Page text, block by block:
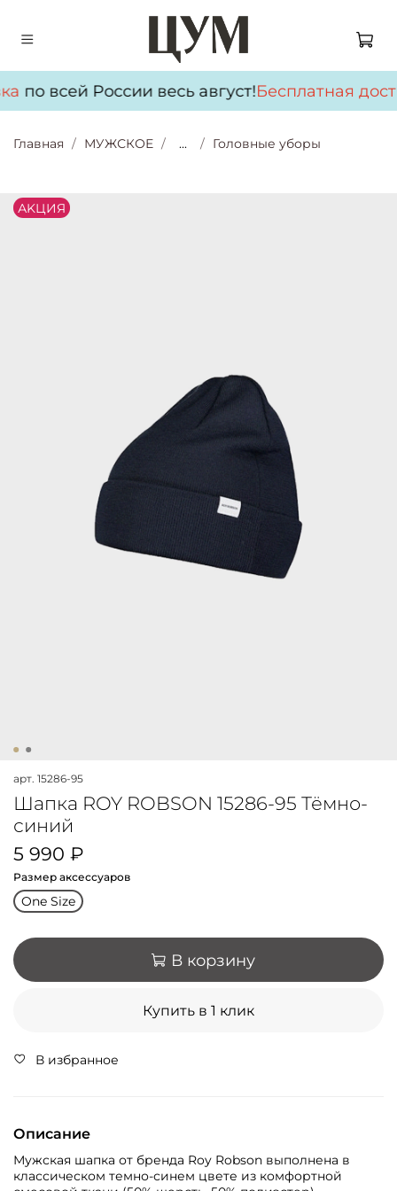
по всей России весь август!Бесплатная
Главная МУЖСКОЕ ... Головные уборы
АKЦИЯ
арт. 15286-95
Шапка ROY ROBSON 15286-95 Тёмно-
синий
5 990 ₽
Размер аксессуаров
One Size
В корзину
Купить в 1 клик
В избранное
Описание
Мужская шапка от бренда Roy Robson выполнена в
классическом темно-синем цвете из комфортной